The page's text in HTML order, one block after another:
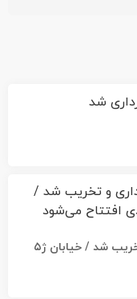
۳ باب مغازه محدوده پستک خریداری و تخریب شد / خیابان ژ۵